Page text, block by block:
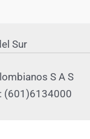
Sur
S A S
(601)6134000